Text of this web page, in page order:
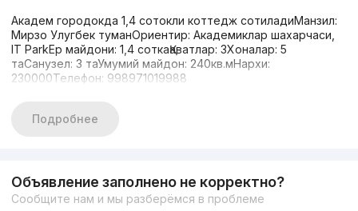
Академ городокда 1,4 сотокли коттедж сотиладиМанзил:
Мирзо Улугбек туманОриентир: Академиклар шахарчаси,
IT ParkЕр майдони: 1,4 соткаҚаватлар: 3Хоналар: 5
таСанузел: 3 таУмумий майдон: 240кв.мНархи:
230000Телефон: 998971019988
Подробнее
Объявление заполнено не корректно?
Сообщите нам и мы разберёмся в проблеме